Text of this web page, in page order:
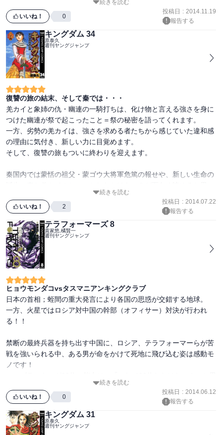
この１０巻から、他のキャラクターも少しずつ目立ってきます。
「なんて能力だよ、こいつ。」と、驚くに違いありません！
そして、戦いの場はアネックス本艦の中へと話は進みます！！
続きを読む
いいね！ 0
投稿日 : 2014.11.19
報告する
キングダム 34
原泰久
週刊ヤングジャンプ
復讐の旅の結末、そして秦では・・・
羌カイと象姉の仇・幽連の一騎打ちは、化け物と言える強さを身に
つけた幽連が祭で起こったこと＝祭の秘密を語ってくれます。
一方、劣勢の羌カイは、強さを求める者たちから感じていた違和感
の理由に気付き、新しい力に目覚めます。
そして、復讐の旅もついに終わりを迎えます。
秦国内では蒙恬の祖父・蒙ゴウ大将軍危篤の報せや、新しい生命の
暗躍が垣間見れます。
そして思いもよらない形で戦が始まろうとしていきます！
みな一巻です！
続きを読む
いいね！ 2
投稿日 : 2014.07.22
報告する
テラフォーマーズ 8
貴家悠,橘賢一
週刊ヤングジャンプ
ヒョウモンダコvsタスマニアンキングクラブ
日本の首相；蛭間の重大発言により各国の思惑が交錯する地球。
一方、火星ではロシア対中国の幹部（オフィサー）対決が行われ
る！！
禁断の最終兵器を持ち出す中国に、ロシア、テラフォーマーらが苦
戦を強いられる中、ある男が命をかけて死地に飛び込む姿は感動モ
ノです！
わせるのに十分な能力で、今後のキーポイントとなるキャラクター
のようにも思えます。
また、屈強そうなテラフォーマーがミッシェル？、膝丸？らの前に
登場し、次巻へ続きます！！
続きを読む
いいね！ 0
投稿日 : 2014.06.12
報告する
キングダム 31
原泰久
週刊ヤングジャンプ